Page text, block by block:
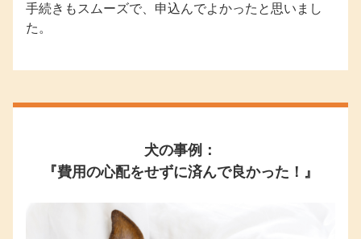
手続きもスムーズで、申込んでよかったと思いまし
た。
犬の事例：
『費用の心配をせずに済んで良かった！』